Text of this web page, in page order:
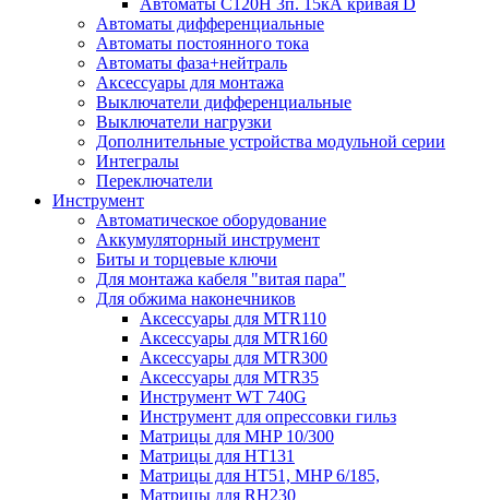
Автоматы дифференциальные
Автоматы постоянного тока
Автоматы фаза+нейтраль
Аксессуары для монтажа
Выключатели дифференциальные
Выключатели нагрузки
Дополнительные устройства модульной серии
Интегралы
Переключатели
Инструмент
Автоматическое оборудование
Аккумуляторный инструмент
Биты и торцевые ключи
Для монтажа кабеля "витая пара"
Для обжима наконечников
Аксессуары для MTR110
Аксессуары для MTR160
Аксессуары для MTR300
Аксессуары для MTR35
Инструмент WT 740G
Инструмент для опрессовки гильз
Матрицы для MHP 10/300
Матрицы для НТ131
Матрицы для НТ51, MHP 6/185,
Матрицы для RH230